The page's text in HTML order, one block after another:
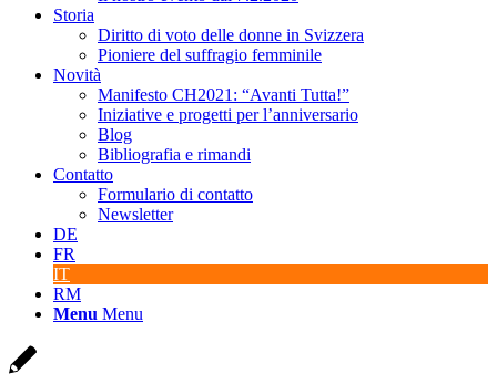
Storia
Diritto di voto delle donne in Svizzera
Pioniere del suffragio femminile
Novità
Manifesto CH2021: “Avanti Tutta!”
Iniziative e progetti per l’anniversario
Blog
Bibliografia e rimandi
Contatto
Formulario di contatto
Newsletter
DE
FR
IT
RM
Menu Menu